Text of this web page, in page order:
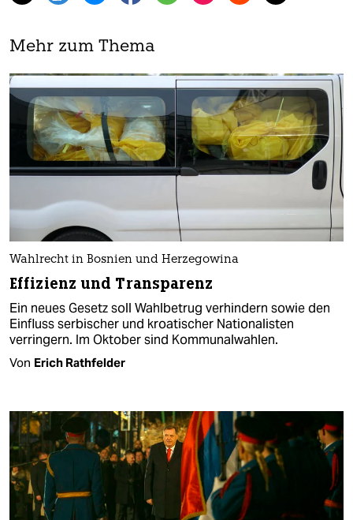
Mehr zum Thema
Wahlrecht in Bosnien und Herzegowina
Effizienz und Transparenz
Ein neues Gesetz soll Wahlbetrug verhindern sowie den
Einfluss serbischer und kroatischer Nationalisten
verringern. Im Oktober sind Kommunalwahlen.
Von Erich Rathfelder